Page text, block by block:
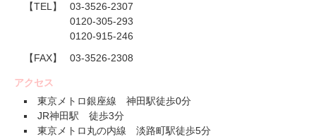
【TEL】
03-3526-2307
0120-305-293
0120-915-246
【FAX】
03-3526-2308
アクセス
東京メトロ銀座線 神田駅徒歩0分
JR神田駅 徒歩3分
東京メトロ丸の内線 淡路町駅徒歩5分